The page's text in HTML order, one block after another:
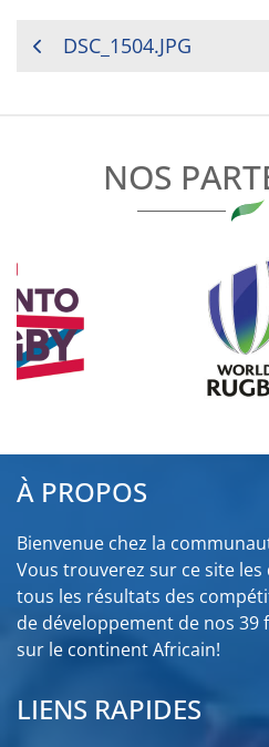
NAVIGATION
DSC_1504.JPG
NOS
À PROPOS
Bienvenue chez la
Vous trouverez sur ce site
tous les résultats des
de développement de nos
sur le continent Africain!
LIENS RAPIDES